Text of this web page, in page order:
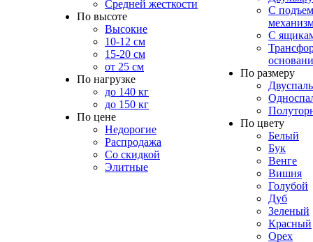
Средней жесткости
По высоте
Высокие
10-12 см
15-20 см
от 25 см
По нагрузке
до 140 кг
до 150 кг
По цене
Недорогие
Распродажа
Со скидкой
Элитные
С
С
По размеру
По цвету
Белый
Бук
Венге
Вишня
Голубой
Дуб
Зеленый
Красный
Орех